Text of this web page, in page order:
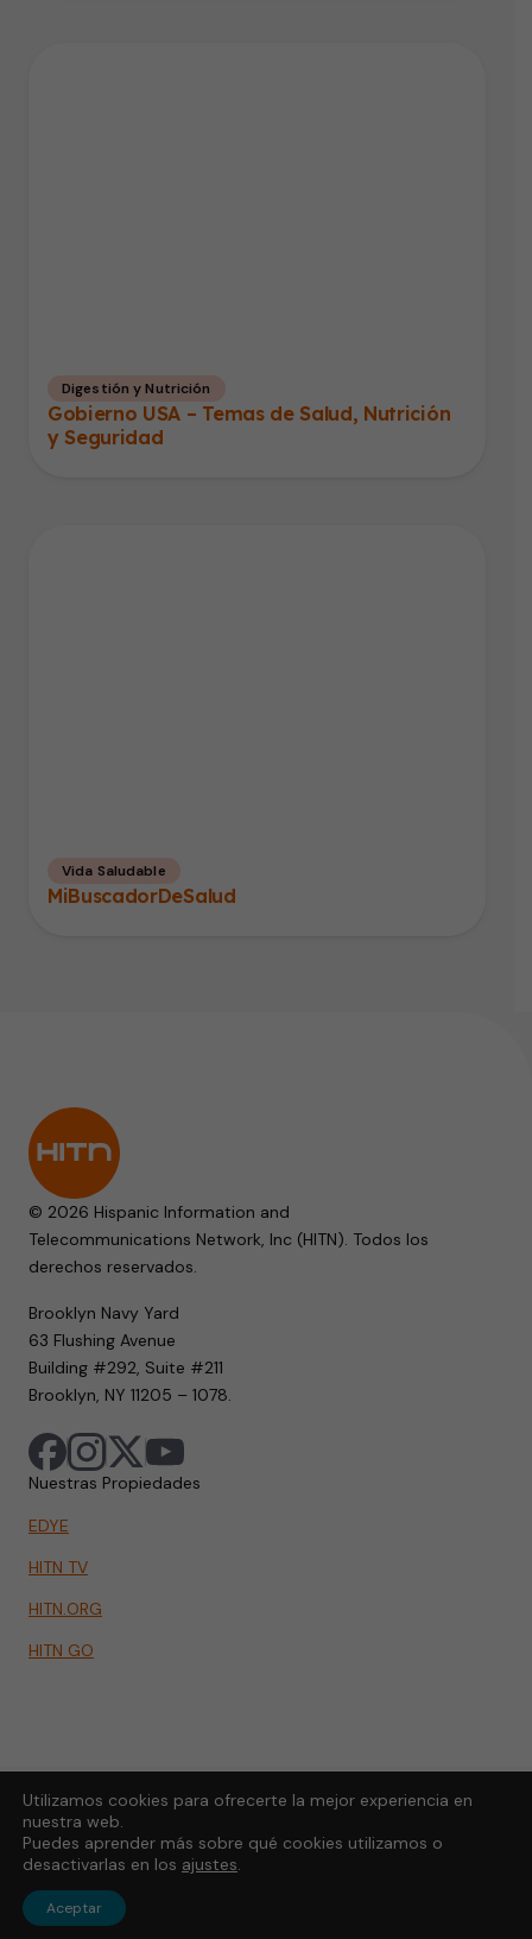
Digestión y Nutrición
Gobierno USA – Temas de Salud, Nutrición
y Seguridad
Vida Saludable
MiBuscadorDeSalud
© 2026 Hispanic Information and
Telecommunications Network, Inc (HITN). Todos los
derechos reservados.
Brooklyn Navy Yard
63 Flushing Avenue
Building #292, Suite #211
Brooklyn, NY 11205 – 1078.
Nuestras Propiedades
EDYE
HITN TV
HITN.ORG
HITN GO
Utilizamos cookies para ofrecerte la mejor experiencia en
nuestra web.
Puedes aprender más sobre qué cookies utilizamos o
desactivarlas en los ajustes.
Aceptar